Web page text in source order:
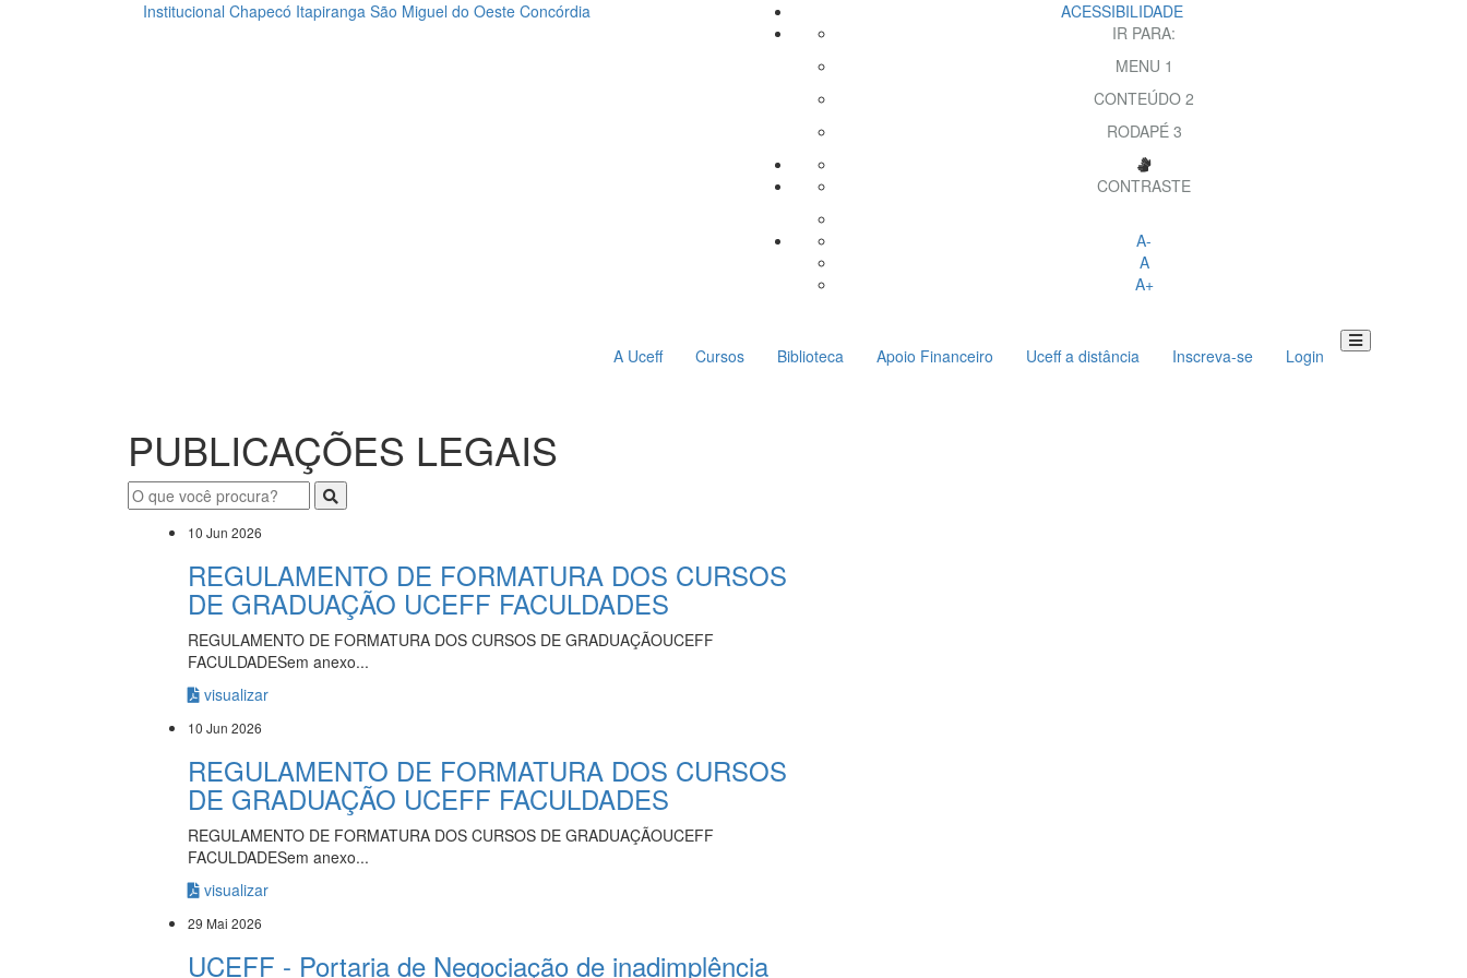
Institucional Chapecó Itapiranga São Miguel do Oeste Concórdia
ACESSIBILIDADE
IR PARA:
MENU 1
CONTEÚDO 2
RODAPÉ 3
CONTRASTE
A-
A
A+
A Uceff
Cursos Biblioteca Apoio Financeiro Uceff a distância Inscreva-se Login
Toggle
PUBLICAÇÕES LEGAIS
10 Jun 2026
REGULAMENTO DE FORMATURA DOS CURSOS
DE GRADUAÇÃO UCEFF FACULDADES
REGULAMENTO DE FORMATURA DOS CURSOS DE GRADUAÇÃOUCEFF
FACULDADESem anexo...
visualizar
10 Jun 2026
REGULAMENTO DE FORMATURA DOS CURSOS
DE GRADUAÇÃO UCEFF FACULDADES
REGULAMENTO DE FORMATURA DOS CURSOS DE GRADUAÇÃOUCEFF
FACULDADESem anexo...
visualizar
29 Mai 2026
UCEFF - Portaria de Negociação de inadimplência